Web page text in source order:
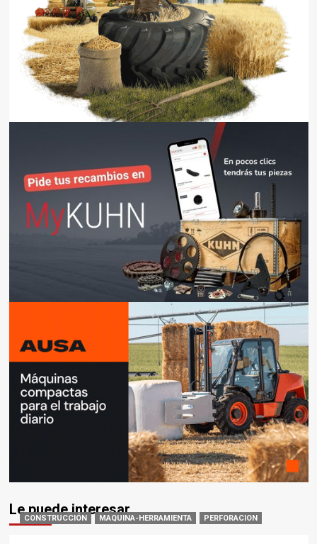
Le puede interesar
CONSTRUCCIÓN MAQUINA-HERRAMIENTA PERFORACION